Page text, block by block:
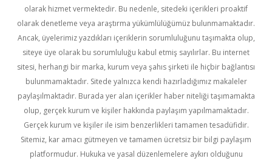
olarak hizmet vermektedir. Bu nedenle, sitedeki içerikleri proaktif
olarak denetleme veya araştırma yükümlülüğümüz bulunmamaktadır.
Ancak, üyelerimiz yazdıkları içeriklerin sorumluluğunu taşımakta olup,
siteye üye olarak bu sorumluluğu kabul etmiş sayılırlar. Bu internet
sitesi, herhangi bir marka, kurum veya şahıs şirketi ile hiçbir bağlantısı
bulunmamaktadır. Sitede yalnızca kendi hazırladığımız makaleler
paylaşılmaktadır. Burada yer alan içerikler haber niteliği taşımamakta
olup, gerçek kurum ve kişiler hakkında paylaşım yapılmamaktadır.
Gerçek kurum ve kişiler ile isim benzerlikleri tamamen tesadüfidir.
Sitemiz, kar amacı gütmeyen ve tamamen ücretsiz bir bilgi paylaşım
platformudur. Hukuka ve yasal düzenlemelere aykırı olduğunu